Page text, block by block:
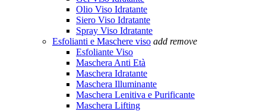
Olio Viso Idratante
Siero Viso Idratante
Spray Viso Idratante
Esfolianti e Maschere viso add remove
Esfoliante Viso
Maschera Anti Età
Maschera Idratante
Maschera Illuminante
Maschera Lenitiva e Purificante
Maschera Lifting